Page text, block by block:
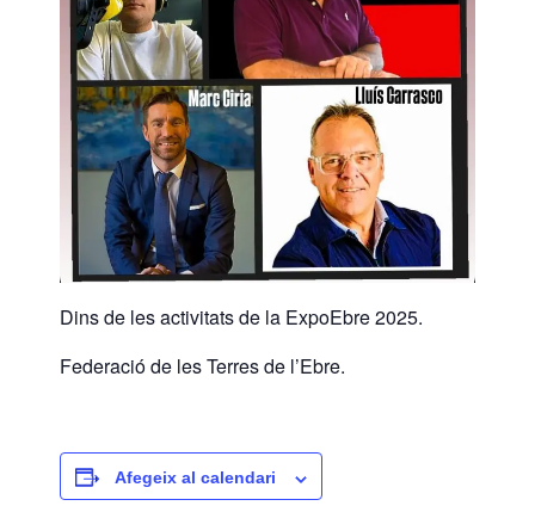
Dins de les activitats de la ExpoEbre 2025.
Federació de les Terres de l’Ebre.
Afegeix al calendari